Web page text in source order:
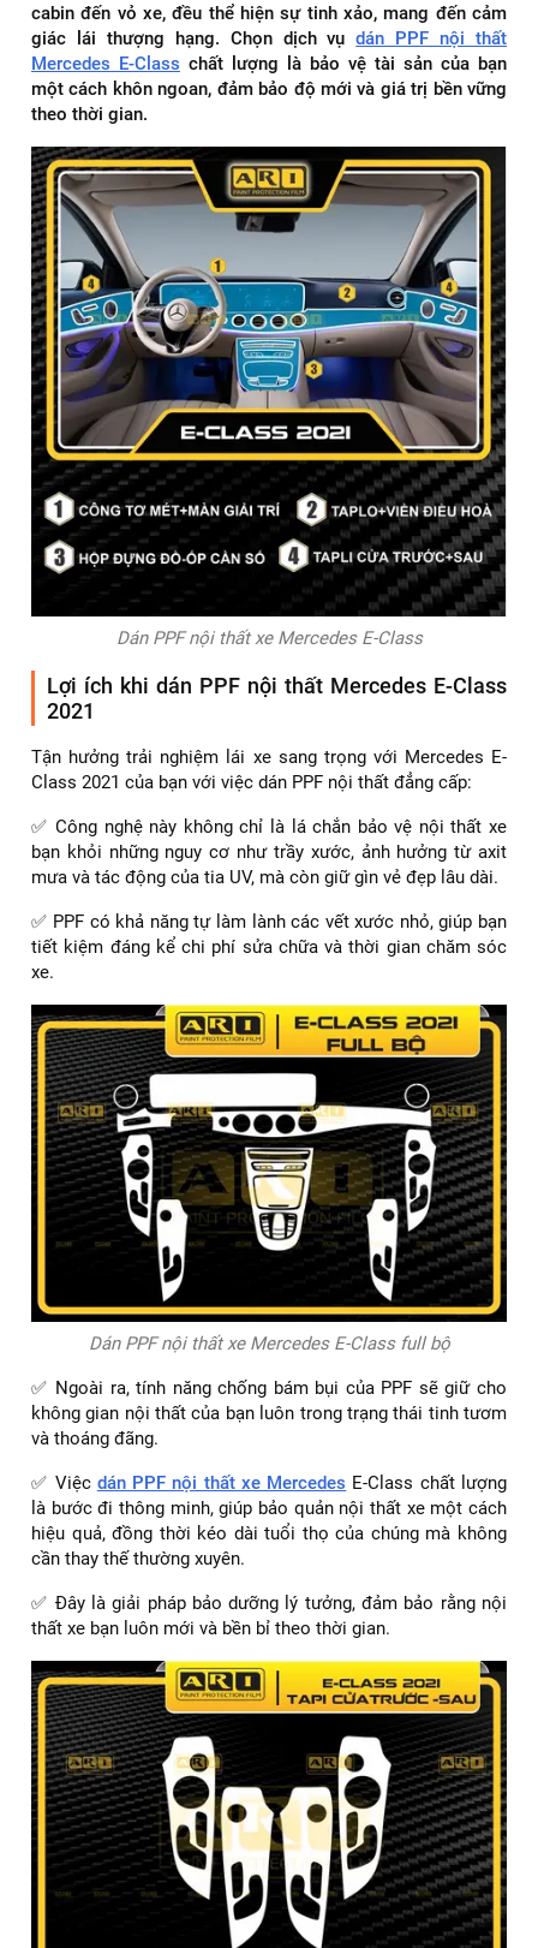
cabin đến vỏ xe, đều thể hiện sự tinh xảo, mang đến cảm
giác lái thượng hạng. Chọn dịch vụdán PPF nội thất
Mercedes E-Class chất lượng là bảo vệ tài sản của bạn
một cách khôn ngoan, đảm bảo độ mới và giá trị bền vững
theo thời gian.
Dán PPF nội thất xe Mercedes E-Class
Lợi ích khi dán PPF nội thất Mercedes E-Class
2021
Tận hưởng trải nghiệm lái xe sang trọng với Mercedes E-
Class 2021 của bạn với việc dán PPF nội thất đẳng cấp:
✅ Công nghệ này không chỉ là lá chắn bảo vệ nội thất xe
bạn khỏi những nguy cơ như trầy xước, ảnh hưởng từ axit
mưa và tác động của tia UV, mà còn giữ gìn vẻ đẹp lâu dài.
✅ PPF có khả năng tự làm lành các vết xước nhỏ, giúp bạn
tiết kiệm đáng kể chi phí sửa chữa và thời gian chăm sóc
xe.
Dán PPF nội thất xe Mercedes E-Class full bộ
✅ Ngoài ra, tính năng chống bám bụi của PPF sẽ giữ cho
không gian nội thất của bạn luôn trong trạng thái tinh tươm
và thoáng đãng.
✅ Việc dán PPF nội thất xe Mercedes E-Class chất lượng
là bước đi thông minh, giúp bảo quản nội thất xe một cách
hiệu quả, đồng thời kéo dài tuổi thọ của chúng mà không
cần thay thế thường xuyên.
✅ Đây là giải pháp bảo dưỡng lý tưởng, đảm bảo rằng nội
thất xe bạn luôn mới và bền bỉ theo thời gian.